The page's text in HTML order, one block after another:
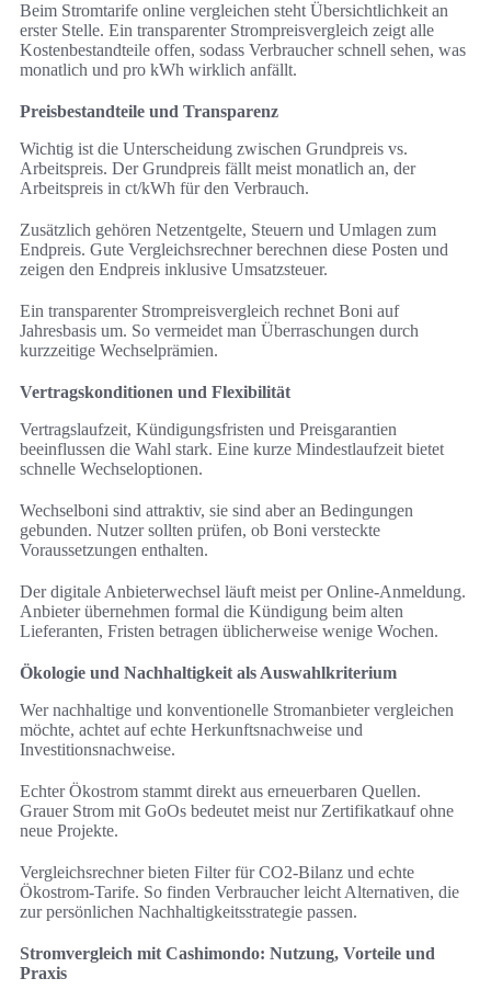
Beim Stromtarife online vergleichen steht Übersichtlichkeit an
erster Stelle. Ein transparenter Strompreisvergleich zeigt alle
Kostenbestandteile offen, sodass Verbraucher schnell sehen, was
monatlich und pro kWh wirklich anfällt.
Preisbestandteile und Transparenz
Wichtig ist die Unterscheidung zwischen Grundpreis vs.
Arbeitspreis. Der Grundpreis fällt meist monatlich an, der
Arbeitspreis in ct/kWh für den Verbrauch.
Zusätzlich gehören Netzentgelte, Steuern und Umlagen zum
Endpreis. Gute Vergleichsrechner berechnen diese Posten und
zeigen den Endpreis inklusive Umsatzsteuer.
Ein transparenter Strompreisvergleich rechnet Boni auf
Jahresbasis um. So vermeidet man Überraschungen durch
kurzzeitige Wechselprämien.
Vertragskonditionen und Flexibilität
Vertragslaufzeit, Kündigungsfristen und Preisgarantien
beeinflussen die Wahl stark. Eine kurze Mindestlaufzeit bietet
schnelle Wechseloptionen.
Wechselboni sind attraktiv, sie sind aber an Bedingungen
gebunden. Nutzer sollten prüfen, ob Boni versteckte
Voraussetzungen enthalten.
Der digitale Anbieterwechsel läuft meist per Online-Anmeldung.
Anbieter übernehmen formal die Kündigung beim alten
Lieferanten, Fristen betragen üblicherweise wenige Wochen.
Ökologie und Nachhaltigkeit als Auswahlkriterium
Wer nachhaltige und konventionelle Stromanbieter vergleichen
möchte, achtet auf echte Herkunftsnachweise und
Investitionsnachweise.
Echter Ökostrom stammt direkt aus erneuerbaren Quellen.
Grauer Strom mit GoOs bedeutet meist nur Zertifikatkauf ohne
neue Projekte.
Vergleichsrechner bieten Filter für CO2-Bilanz und echte
Ökostrom-Tarife. So finden Verbraucher leicht Alternativen, die
zur persönlichen Nachhaltigkeitsstrategie passen.
Stromvergleich mit Cashimondo: Nutzung, Vorteile und
Praxis